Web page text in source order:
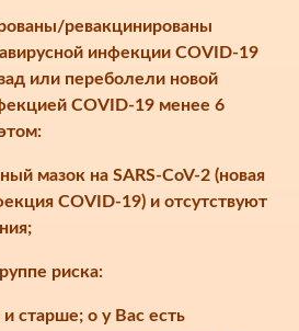
ревакцинированы
инфекции COVID-19
или переболели новой
COVID-19 менее 6
мазок на SARS-CoV-2 (новая
COVID-19) и отсутствуют
риска:
и старше; o у Вас есть